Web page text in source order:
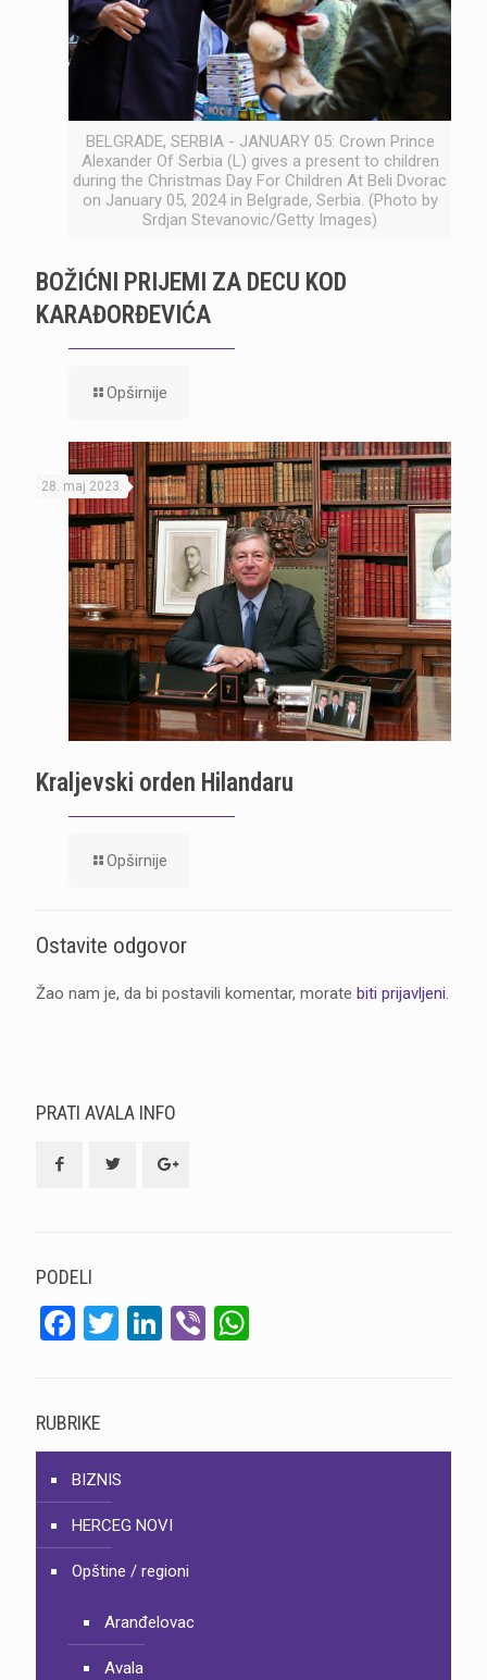
BELGRADE, SERBIA - JANUARY 05: Crown Prince
Alexander Of Serbia (L) gives a present to children
during the Christmas Day For Children At Beli Dvorac
on January 05, 2024 in Belgrade, Serbia. (Photo by
Srdjan Stevanovic/Getty Images)
BOŽIĆNI PRIJEMI ZA DECU KOD
KARAĐORĐEVIĆA
Opširnije
28. maj 2023.
Kraljevski orden Hilandaru
Opširnije
Ostavite odgovor
Žao nam je, da bi postavili komentar, morate biti prijavljeni.
PRATI AVALA INFO
PODELI
Facebook
Twitter
LinkedIn
Viber
RUBRIKE
BIZNIS
HERCEG NOVI
Opštine / regioni
Aranđelovac
Avala